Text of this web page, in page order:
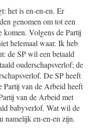
het is en-en-en. Er
genomen om tot een
komen. Volgens de Partij
helemaal waar. Ik heb
de SP wil een betaald
ouderschapsverlof; de
De SP heeft
Partij van de Arbeid heeft
van de Arbeid met
babyverlof. Wat wil de
namelijk en-en-en zijn.